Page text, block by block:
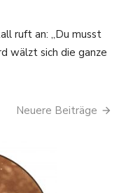
ruft an: „Du musst
wälzt sich die ganze
Neuere Beiträge